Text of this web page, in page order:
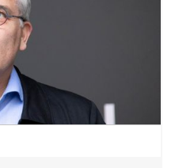
investointeja,